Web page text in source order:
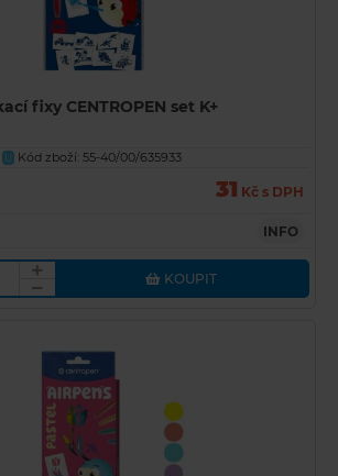
fixy CENTROPEN set K+
U Kód zboží: 55-40/00/635933
31 Kč s DPH
INFO
KOUPIT